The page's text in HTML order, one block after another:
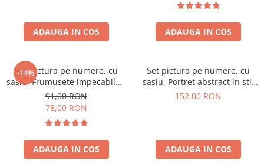
ADAUGA IN COS ADAUGA IN COS
-14%
Set pictura pe numere, cu
sasiu, Frumusete impecabila -
culori metalizate, 40x40 cm
91,00 RON
78,00 RON
ADAUGA IN COS
Set pictura pe numere, cu
sasiu, Portret abstract in stil
Picasso, 40x50 cm
152,00 RON
ADAUGA IN COS